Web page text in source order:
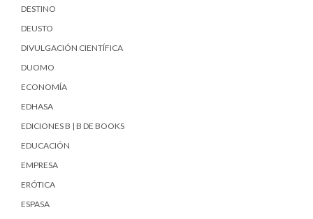
DESTINO
DEUSTO
DIVULGACIÓN CIENTÍFICA
DUOMO
ECONOMÍA
EDHASA
EDICIONES B | B DE BOOKS
EDUCACIÓN
EMPRESA
ERÓTICA
ESPASA